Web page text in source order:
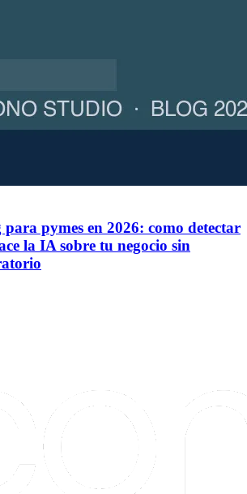
pymes en 2026: como detectar
la IA sobre tu negocio sin